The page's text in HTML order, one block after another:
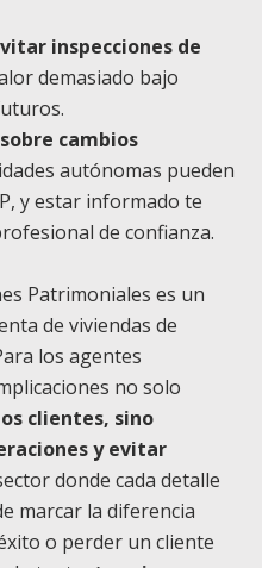
inspecciones de
demasiado bajo
cambios
autónomas pueden
y estar informado te
de confianza.
Patrimoniales es un
de viviendas de
los agentes
no solo
clientes, sino
y evitar
donde cada detalle
marcar la diferencia
o perder un cliente